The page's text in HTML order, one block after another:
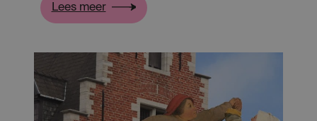
Lees meer:
Op
naar
het
Coudenbergpaleis